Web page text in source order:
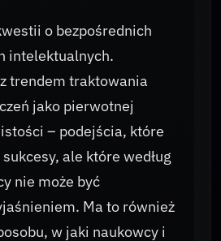
o bezpośrednich
intelektualnych.
trendem traktowania
jako pierwotnej
– podejścia, które
ale które według
nie może być
Ma to również
w jaki naukowcy i